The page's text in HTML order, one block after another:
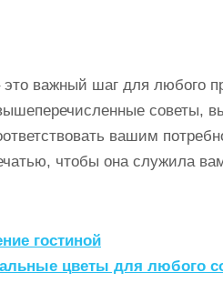
это важный шаг для любого
советы,
вашим
чтобы она служила
гостиной
цветы для любого